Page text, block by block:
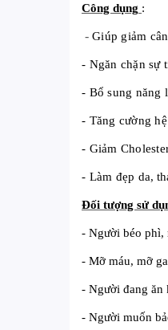
Công dụng :
- Giúp giảm
- Ngăn chặn sự
- Bổ sung năng
- Tăng cường
- Giảm
- Làm đẹp da, t
Đối tượng sử
- Người béo phì,
- Mỡ máu, mỡ
- Người đang ăn
- Người muốn